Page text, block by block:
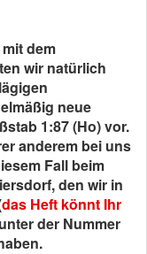
dem
wir natürlich
neue
1:87 (Ho) vor.
anderem bei uns
Fall beim
den wir in
das Heft könnt Ihr
der Nummer